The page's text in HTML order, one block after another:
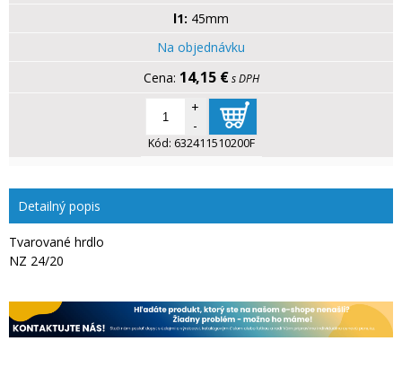
l1: 45mm
Na objednávku
14,15 € s DPH
+
-
Kód: 632411510200F
Detailný popis
Tvarované hrdlo
NZ 24/20